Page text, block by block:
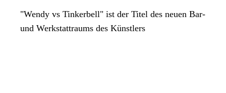
"Wendy vs Tinkerbell" ist der Titel des neuen Bar-
und Werkstattraums des Künstlers